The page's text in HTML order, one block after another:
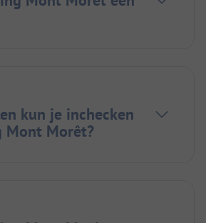
kun je inchecken
Mont Morêt?